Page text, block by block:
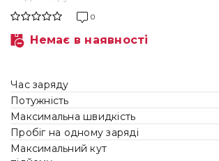
0
Немає в наявності
Час заряду
Потужність
Максимальна швидкість
Пробіг на одному заряді
Максимальний кут